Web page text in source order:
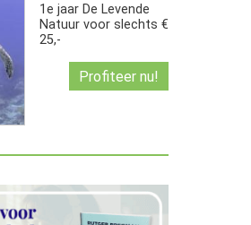
1e jaar De Levende
Natuur voor slechts €
25,-
Profiteer nu!